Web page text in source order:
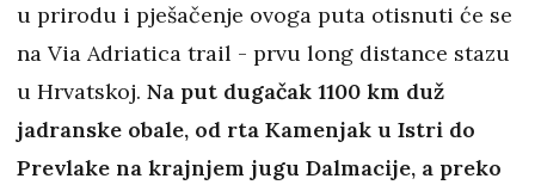
u prirodu i pješačenje ovoga puta otisnuti će se
na Via Adriatica trail - prvu long distance stazu
u Hrvatskoj. Na put dugačak 1100 km duž
jadranske obale, od rta Kamenjak u Istri do
Prevlake na krajnjem jugu Dalmacije, a preko